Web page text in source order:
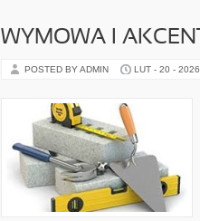
WYMOWA I AKCENT
POSTED BY ADMIN LUT - 20 - 2026